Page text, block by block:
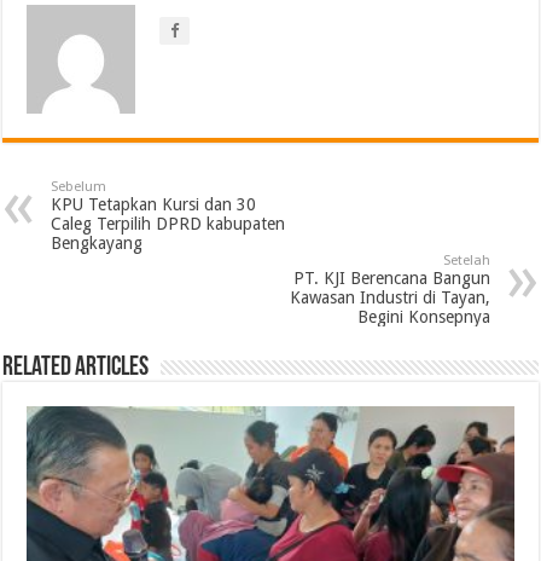
Sebelum
KPU Tetapkan Kursi dan 30
Caleg Terpilih DPRD kabupaten
Bengkayang
Setelah
PT. KJI Berencana Bangun
Kawasan Industri di Tayan,
Begini Konsepnya
Related Articles